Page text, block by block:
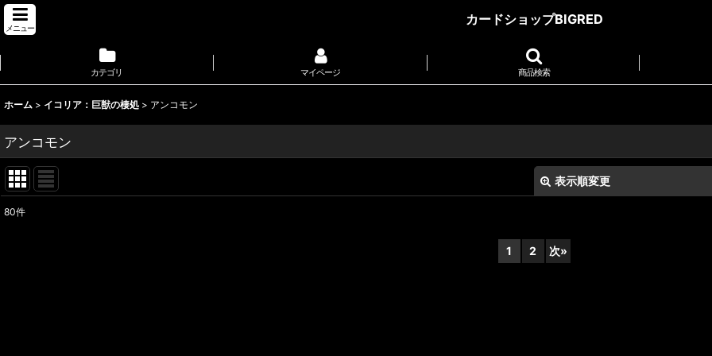
メニュー
カードショップBIGRED
カテゴリ マイページ 商品検索
ホーム > イコリア：巨獣の棲処 > アンコモン
アンコモン
表示順変更
80件
1 2 次»